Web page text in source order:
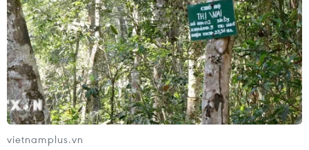
vietnamplus.vn